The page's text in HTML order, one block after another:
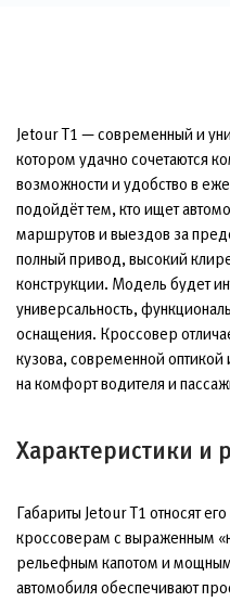
Jetour T1 — современный и
котором удачно сочетаются
возможности и удобство в
подойдёт тем, кто ищет
маршрутов и выездов за
полный привод, высокий
конструкции. Модель будет
универсальность,
оснащения. Кроссовер
кузова, современной
на комфорт водителя и
Характеристики и
Габариты Jetour T1 относят
кроссоверам с выраженным
рельефным капотом и
автомобиля обеспечивают